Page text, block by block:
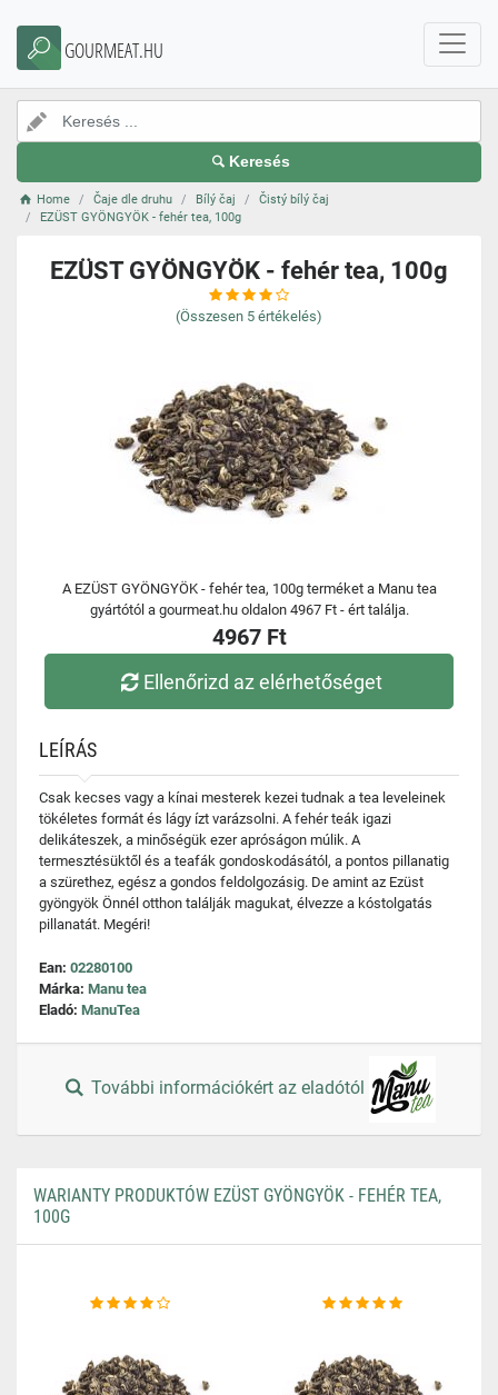
GOURMEAT.HU
Keresés
Home Čaje dle druhu Bílý čaj
Čistý bílý čaj
EZÜST GYÖNGYÖK - fehér tea, 100g
EZÜST GYÖNGYÖK - fehér tea, 100g
(Összesen 5 értékelés)
A EZÜST GYÖNGYÖK - fehér tea, 100g terméket a Manu tea
gyártótól a gourmeat.hu oldalon 4967 Ft - ért találja.
4967 Ft
Ellenőrizd az elérhetőséget
LEÍRÁS
Csak kecses vagy a kínai mesterek kezei tudnak a tea leveleinek
tökéletes formát és lágy ízt varázsolni. A fehér teák igazi
delikáteszek, a minőségük ezer apróságon múlik. A
termesztésüktől és a teafák gondoskodásától, a pontos pillanatig
a szürethez, egész a gondos feldolgozásig. De amint az Ezüst
gyöngyök Önnél otthon találják magukat, élvezze a kóstolgatás
pillanatát. Megéri!
Ean: 02280100
Márka: Manu tea
Eladó: ManuTea
További információkért az eladótól
WARIANTY PRODUKTÓW EZÜST GYÖNGYÖK - FEHÉR TEA,
100G